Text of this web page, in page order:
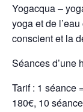
Yogacqua –
yoga et de
conscient et la
Séances d’une
Tarif : 1 séance
180€, 10